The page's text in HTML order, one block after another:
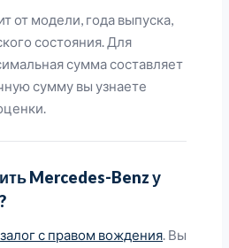
от модели, года выпуска,
состояния. Для
сумма составляет
сумму вы узнаете
Mercedes-Benz у
залог с правом вождения. Вы